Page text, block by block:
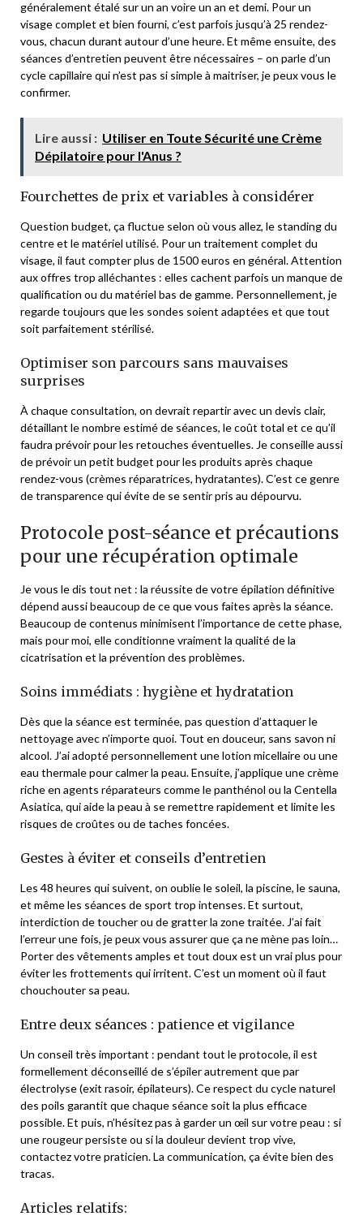
généralement étalé sur un an voire un an et demi. Pour un
visage complet et bien fourni, c’est parfois jusqu’à 25 rendez-
vous, chacun durant autour d’une heure. Et même ensuite, des
séances d’entretien peuvent être nécessaires – on parle d’un
cycle capillaire qui n’est pas si simple à maitriser, je peux vous le
confirmer.
Lire aussi : Utiliser en Toute Sécurité une Crème
Dépilatoire pour l'Anus ?
Fourchettes de prix et variables à considérer
Question budget, ça fluctue selon où vous allez, le standing du
centre et le matériel utilisé. Pour un traitement complet du
visage, il faut compter plus de 1500 euros en général. Attention
aux offres trop alléchantes : elles cachent parfois un manque de
qualification ou du matériel bas de gamme. Personnellement, je
regarde toujours que les sondes soient adaptées et que tout
soit parfaitement stérilisé.
Optimiser son parcours sans mauvaises
surprises
À chaque consultation, on devrait repartir avec un devis clair,
détaillant le nombre estimé de séances, le coût total et ce qu’il
faudra prévoir pour les retouches éventuelles. Je conseille aussi
de prévoir un petit budget pour les produits après chaque
rendez-vous (crèmes réparatrices, hydratantes). C’est ce genre
de transparence qui évite de se sentir pris au dépourvu.
Protocole post-séance et précautions
pour une récupération optimale
Je vous le dis tout net : la réussite de votre épilation définitive
dépend aussi beaucoup de ce que vous faites après la séance.
Beaucoup de contenus minimisent l’importance de cette phase,
mais pour moi, elle conditionne vraiment la qualité de la
cicatrisation et la prévention des problèmes.
Soins immédiats : hygiène et hydratation
Dès que la séance est terminée, pas question d’attaquer le
nettoyage avec n’importe quoi. Tout en douceur, sans savon ni
alcool. J’ai adopté personnellement une lotion micellaire ou une
eau thermale pour calmer la peau. Ensuite, j’applique une crème
riche en agents réparateurs comme le panthénol ou la Centella
Asiatica, qui aide la peau à se remettre rapidement et limite les
risques de croûtes ou de taches foncées.
Gestes à éviter et conseils d’entretien
Les 48 heures qui suivent, on oublie le soleil, la piscine, le sauna,
et même les séances de sport trop intenses. Et surtout,
interdiction de toucher ou de gratter la zone traitée. J’ai fait
l’erreur une fois, je peux vous assurer que ça ne mène pas loin…
Porter des vêtements amples et tout doux est un vrai plus pour
éviter les frottements qui irritent. C’est un moment où il faut
chouchouter sa peau.
Entre deux séances : patience et vigilance
Un conseil très important : pendant tout le protocole, il est
formellement déconseillé de s’épiler autrement que par
électrolyse (exit rasoir, épilateurs). Ce respect du cycle naturel
des poils garantit que chaque séance soit la plus efficace
possible. Et puis, n’hésitez pas à garder un œil sur votre peau : si
une rougeur persiste ou si la douleur devient trop vive,
contactez votre praticien. La communication, ça évite bien des
tracas.
Articles relatifs: